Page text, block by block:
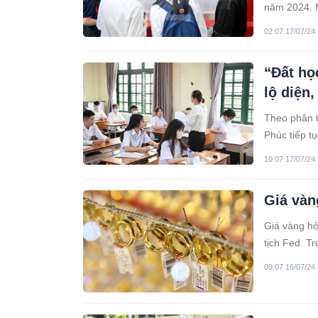
năm 2024.
02:07 17/07/24
“Đất
lộ
Theo phân
Phúc tiếp
10:07 17/07/24
Giá
Giá vàng
tịch Fed.
09:07 16/07/24